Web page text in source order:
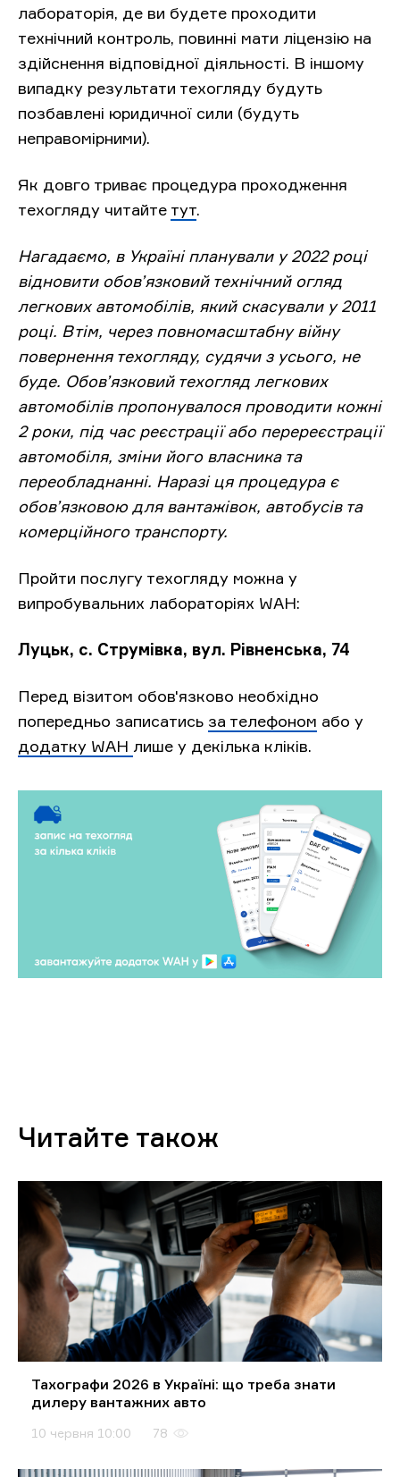
лабораторія, де ви будете проходити
технічний контроль, повинні мати ліцензію на
здійснення відповідної діяльності. В іншому
випадку результати техогляду будуть
позбавлені юридичної сили (будуть
неправомірними).
Як довго триває процедура проходження
техогляду читайте тут.
Нагадаємо, в Україні планували у 2022 році
відновити обов’язковий технічний огляд
легкових автомобілів, який скасували у 2011
році. Втім, через повномасштабну війну
повернення техогляду, судячи з усього, не
буде. Обов’язковий техогляд легкових
автомобілів пропонувалося проводити кожні
2 роки, під час реєстрації або перереєстрації
автомобіля, зміни його власника та
переобладнанні. Наразі ця процедура є
обов’язковою для вантажівок, автобусів та
комерційного транспорту.
Пройти послугу техогляду можна у
випробувальних лабораторіях WAH:
Луцьк, с. Струмівка, вул. Рівненська, 74
Перед візитом обов'язково необхідно
попередньо записатись за телефоном або у
додатку WAH лише у декілька кліків.
Читайте також
Тахографи 2026 в Україні: що треба знати
дилеру вантажних авто
10 червня 10:00 78